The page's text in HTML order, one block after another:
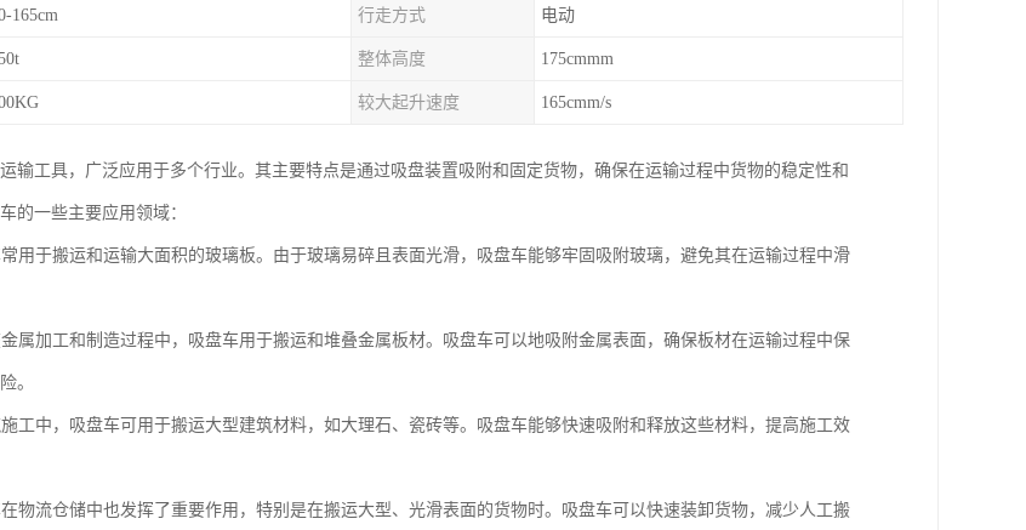
165cm 行走方式 电动
整体高度 175cmmm
较大起升速度 165cmm/s
输工具，广泛应用于多个行业。其主要特点是通过吸盘装置吸附和固定货物，确保在运输过程中货物的稳定性和
的一些主要应用领域：
用于搬运和运输大面积的玻璃板。由于玻璃易碎且表面光滑，吸盘车能够牢固吸附玻璃，避免其在运输过程中滑
属加工和制造过程中，吸盘车用于搬运和堆叠金属板材。吸盘车可以地吸附金属表面，确保板材在运输过程中保
。
工中，吸盘车可用于搬运大型建筑材料，如大理石、瓷砖等。吸盘车能够快速吸附和释放这些材料，提高施工效
物流仓储中也发挥了重要作用，特别是在搬运大型、光滑表面的货物时。吸盘车可以快速装卸货物，减少人工搬